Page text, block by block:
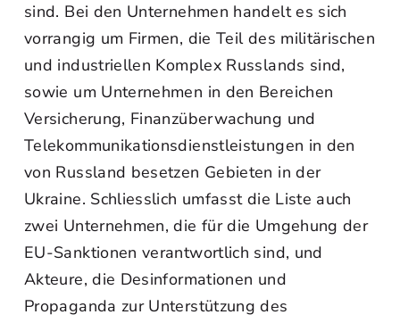
sind. Bei den Unternehmen handelt es sich
vorrangig um Firmen, die Teil des militärischen
und industriellen Komplex Russlands sind,
sowie um Unternehmen in den Bereichen
Versicherung, Finanzüberwachung und
Telekommunikationsdienstleistungen in den
von Russland besetzen Gebieten in der
Ukraine. Schliesslich umfasst die Liste auch
zwei Unternehmen, die für die Umgehung der
EU-Sanktionen verantwortlich sind, und
Akteure, die Desinformationen und
Propaganda zur Unterstützung des